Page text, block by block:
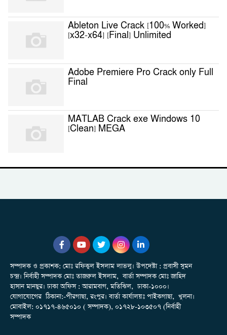
Ableton Live Crack [100% Worked]
[x32-x64] [Final] Unlimited
Adobe Premiere Pro Crack only Full
Final
MATLAB Crack exe Windows 10
[Clean] MEGA
সম্পাদক ও প্রকাশক: মোঃ রফিকুল ইসলাম লাভলু। উপদেষ্টা : প্রবাসী সুমন
চন্দ্র। নির্বাহী সম্পাদক মোঃ তাজরুল‌‌ ইসলাম, বার্তা সম্পাদক মোঃ জাহিদ
হাসান মানছুর। ঢাকা অফিস : আরামবাগ, মতিঝিল, ঢাকা-১০০০।
যোগাযোগের ঠিকানা:-পীরগাছা‌, রংপুর। বার্তা কার্যালয়ঃ পাইকগাছা, খুলনা।
মোবাইল: ০১৭১৭-৪৬৫০১০ ( সম্পাদক), ০১৭২৮-১০৩৫০৭ (নির্বাহী
সম্পাদক